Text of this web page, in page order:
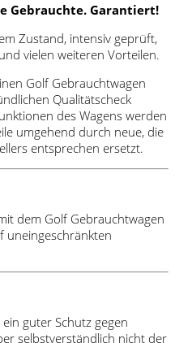
Gebrauchte. Garantiert!
Zustand, intensiv geprüft,
vielen weiteren Vorteilen.
Golf Gebrauchtwagen
Qualitätscheck
des Wagens werden
umgehend durch neue, die
entsprechen ersetzt.
dem Golf Gebrauchtwagen
uneingeschränkten
guter Schutz gegen
selbstverständlich nicht der